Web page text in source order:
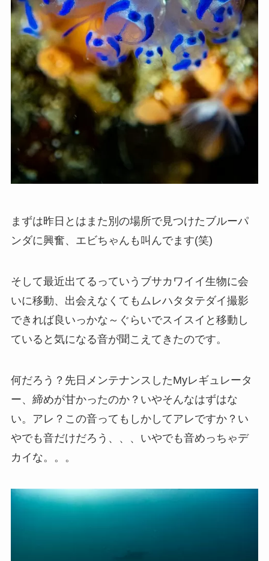
まずは昨日とはまた別の場所で見つけたブルーパ
ンダに興奮、エビちゃんも叫んでます(笑)
そして最近出てるっていうブサカワイイ生物に会
いに移動、出会えなくてもムレハタタテダイ撮影
できれば良いっかな～ぐらいでスイスイと移動し
ていると気になる音が聞こえてきたのです。
何だろう？先日メンテナンスしたMyレギュレータ
ー、締めが甘かったのか？いやそんなはずはな
い。アレ？この音ってもしかしてアレですか？い
やでも音だけだろう、、、いやでも音めっちゃデ
カイな。。。